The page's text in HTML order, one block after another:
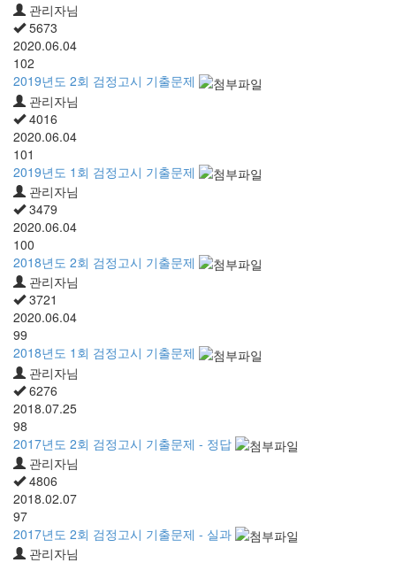
관리자님
5673
2020.06.04
102
2019년도 2회 검정고시 기출문제
관리자님
4016
2020.06.04
101
2019년도 1회 검정고시 기출문제
관리자님
3479
2020.06.04
100
2018년도 2회 검정고시 기출문제
관리자님
3721
2020.06.04
99
2018년도 1회 검정고시 기출문제
관리자님
6276
2018.07.25
98
2017년도 2회 검정고시 기출문제 - 정답
관리자님
4806
2018.02.07
97
2017년도 2회 검정고시 기출문제 - 실과
관리자님